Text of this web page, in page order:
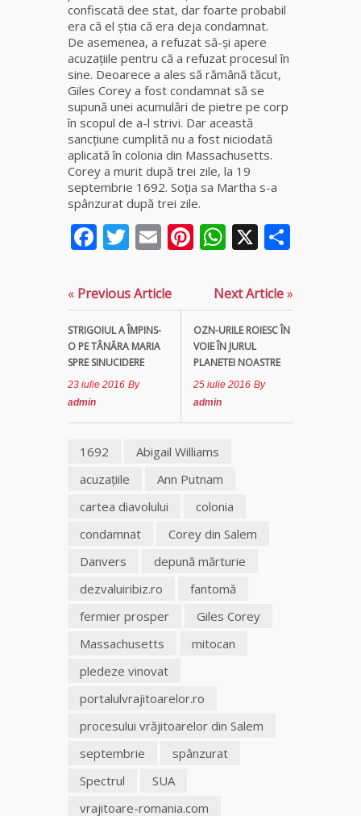
Minodora
Ierusalim
confiscată dee stat, dar foarte probabil
era că el știa că era deja condamnat.
De asemenea, a refuzat să-și apere
acuzațiile pentru că a refuzat procesul în
sine. Deoarece a ales să rămână tăcut,
Giles Corey a fost condamnat să se
supună unei acumulări de pietre pe corp
în scopul de a-l strivi. Dar această
sancțiune cumplită nu a fost niciodată
aplicată în colonia din Massachusetts.
Corey a murit după trei zile, la 19
septembrie 1692. Soția sa Martha s-a
spânzurat după trei zile.
Facebook
Twitter
EmailPinterest
WhatsApp
X
« Previous Article
STRIGOIUL A ÎMPINS-
O PE TÂNĂRA MARIA
SPRE SINUCIDERE
23 iulie 2016 By
admin
Next Article»
OZN-URILE ROIESC ÎN
VOIE ÎN JURUL
PLANETEI NOASTRE
25 iulie 2016 By
admin
1692
Abigail Williams
acuzațiile
Ann Putnam
cartea diavolului
colonia
condamnat
Corey din Salem
Danvers
depună mărturie
dezvaluiribiz.ro
fantomă
fermier prosper
Giles Corey
Massachusetts
mitocan
pledeze vinovat
portalulvrajitoarelor.ro
procesului vrăjitoarelor din Salem
septembrie
spânzurat
Spectrul
SUA
vrajitoare-romania.com